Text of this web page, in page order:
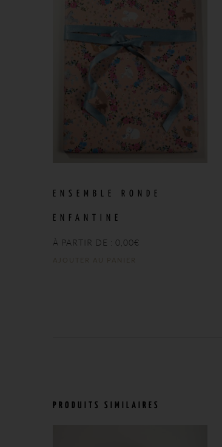
ENSEMBLE RONDE
ENFANTINE
À PARTIR DE : 0,00€
AJOUTER AU PANIER
PRODUITS SIMILAIRES